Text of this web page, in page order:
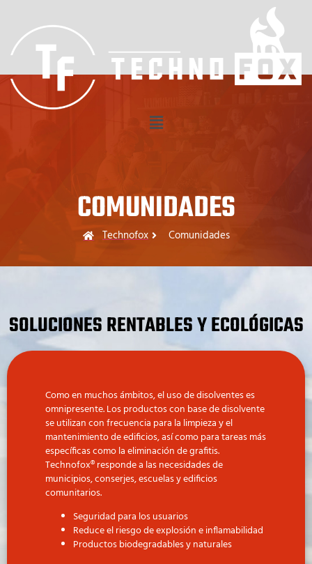
COMUNIDADES
Technofox Comunidades
SOLUCIONES RENTABLES Y ECOLÓGICAS
Como en muchos ámbitos, el uso de disolventes es
omnipresente. Los productos con base de disolvente
se utilizan con frecuencia para la limpieza y el
mantenimiento de edificios, así como para tareas más
específicas como la eliminación de grafitis.
Technofox® responde a las necesidades de
municipios, conserjes, escuelas y edificios
comunitarios.
Seguridad para los usuarios
Reduce el riesgo de explosión e inflamabilidad
Productos biodegradables y naturales